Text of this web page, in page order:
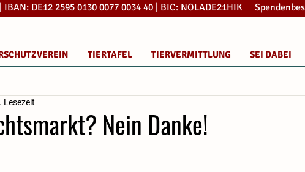
IBAN: DE12 2595 0130 0077 0034 40 | BIC: NOLADE21HIK
TIERTAFEL TIERVERMITTLUNG SEI DABEI
Nein Danke!
Lesezeit